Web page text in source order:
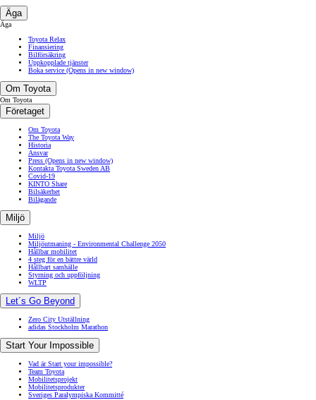
Äga
Äga
Toyota Relax
Finansiering
Bilförsäkring
Uppkopplade tjänster
Boka service (Opens in new window)
Om Toyota
Om Toyota
Företaget
Om Toyota
The Toyota Way
Historia
Ansvar
Press (Opens in new window)
Kontakta Toyota Sweden AB
Covid-19
KINTO Share
Bilsäkerhet
Bilägande
Miljö
Miljö
Miljöutmaning - Environmental Challenge 2050
Hållbar mobilitet
4 steg för en bättre värld
Hållbart samhälle
Styrning och uppföljning
WLTP
Let´s Go Beyond
Zero City Utställning
adidas Stockholm Marathon
Start Your Impossible
Vad är Start your impossible?
Team Toyota
Mobilitetsprojekt
Mobilitetsprodukter
Sveriges Paralympiska Kommitté